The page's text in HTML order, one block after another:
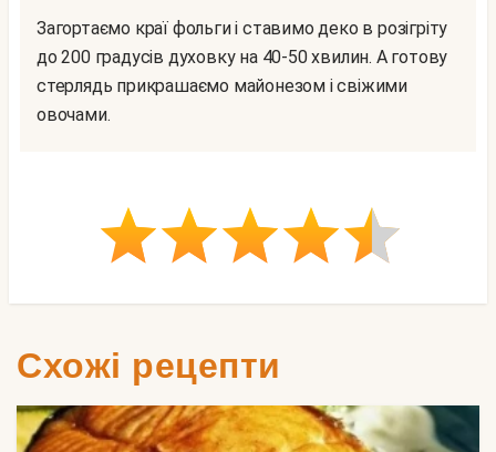
Загортаємо краї фольги і ставимо деко в розігріту
до 200 градусів духовку на 40-50 хвилин. А готову
стерлядь прикрашаємо майонезом і свіжими
овочами.
Схожі рецепти